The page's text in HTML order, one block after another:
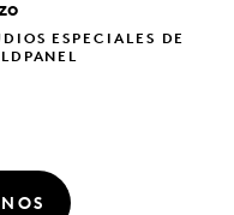
ESPECIALES DE